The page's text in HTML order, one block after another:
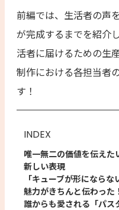
前編では、生活者の声
が完成するまでを紹介
活者に届けるための生
制作における各担当者
す！
INDEX
唯一無二の価値を伝えた
新しい表現
「キューブが形になら
魅力がきちんと伝わった
誰からも愛される「パ